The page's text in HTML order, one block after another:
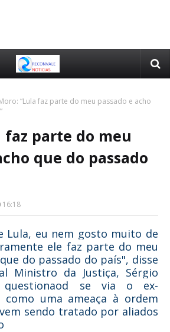
“Lula faz parte do meu passado e acho
faz parte do meu
que do passado
16:18
Lula, eu nem gosto muito de
ele faz parte do meu
do passado do país", disse
Ministro da Justiça, Sérgio
se via o ex-
como uma ameaça à ordem
sendo tratado por aliados